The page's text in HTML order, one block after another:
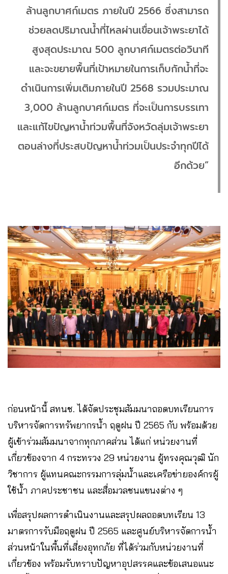
ล้านลูกบาศก์เมตร ภายในปี 2566 ซึ่งสามารถ
ช่วยลดปริมาณน้ำที่ไหลผ่านเขื่อนเจ้าพระยาได้
สูงสุดประมาณ 500 ลูกบาศก์เมตรต่อวินาที
และจะขยายพื้นที่เป้าหมายในการเก็บกักน้ำที่จะ
ดำเนินการเพิ่มเติมภายในปี 2568 รวมประมาณ
3,000 ล้านลูกบาศก์เมตร ที่จะเป็นการบรรเทา
และแก้ไขปัญหาน้ำท่วมพื้นที่จังหวัดลุ่มเจ้าพระยา
ตอนล่างที่ประสบปัญหาน้ำท่วมเป็นประจำทุกปีได้
อีกด้วย”
ก่อนหน้านี้ สทนช. ได้จัดประชุมสัมมนาถอดบทเรียนการ
บริหารจัดการทรัพยากรน้ำ ฤดูฝน ปี 2565 กับ พร้อมด้วย
ผู้เข้าร่วมสัมมนาจากทุกภาคส่วน ได้แก่ หน่วยงานที่
เกี่ยวข้องจาก 4 กระทรวง 29 หน่วยงาน ผู้ทรงคุณวุฒิ นัก
วิชาการ ผู้แทนคณะกรรมการลุ่มน้ำและเครือข่ายองค์กรผู้
ใช้น้ำ ภาคประชาชน และสื่อมวลชนแขนงต่าง ๆ
เพื่อสรุปผลการดําเนินงานและสรุปผลถอดบทเรียน 13
มาตรการรับมือฤดูฝน ปี 2565 และศูนย์บริหารจัดการน้ำ
ส่วนหน้าในพื้นที่เสี่ยงอุทกภัย ที่ได้ร่วมกับหน่วยงานที่
เกี่ยวข้อง พร้อมรับทราบปัญหาอุปสรรคและข้อเสนอแนะ